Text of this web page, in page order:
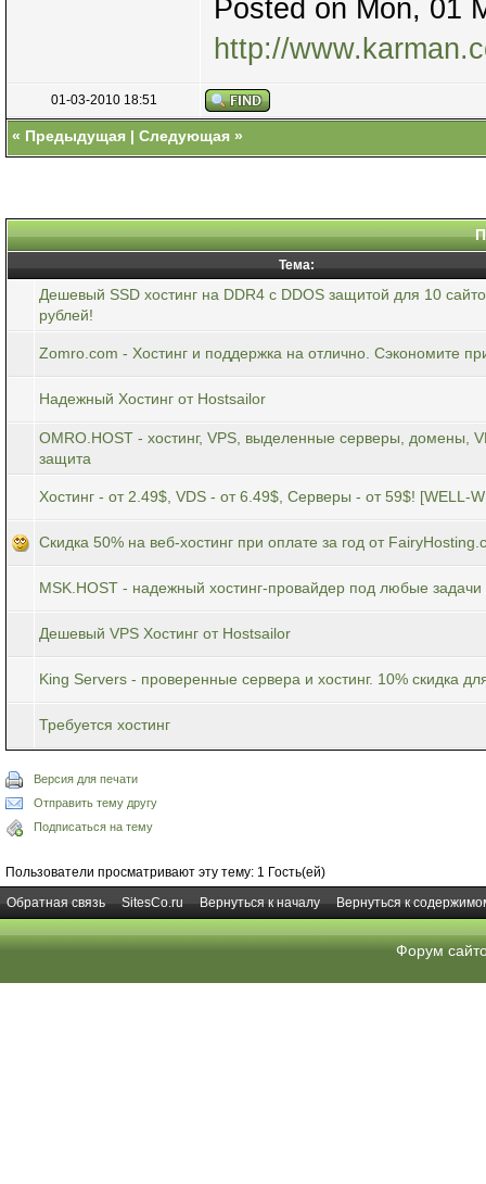
Posted on Mon, 01
http://
01-03-2010 18:51
« Предыдущая | Следующая »
Тема:
Дешевый SSD хостинг на DDR4 с DDOS защитой для 10
рублей!
Zomro.com - Хостинг и поддержка на отлично. Сэкономите
Надежный Хостинг от Hostsailor
OMRO.HOST - хостинг, VPS, выделенные серверы, домены,
защита
Хостинг - от 2.49$, VDS - от 6.49$, Серверы - от 59$! [WELL-
Скидка 50% на веб-хостинг при оплате за год от
MSK.HOST - надежный хостинг-провайдер под любые задачи
Дешевый VPS Хостинг от Hostsailor
King Servers - проверенные сервера и хостинг. 10% скидка
Требуется хостинг
Версия для печати
Отправить тему другу
Подписаться на тему
Пользователи просматривают эту тему: 1 Гость(ей)
Обратная связь
SitesCo.ru Вернуться к началу Вернуться к
Форум